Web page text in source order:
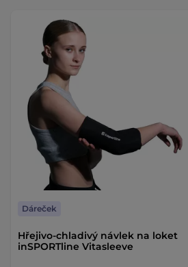
Hřejivo-chladivý návlek na loket
inSPORTline Vitasleeve
Dáreček